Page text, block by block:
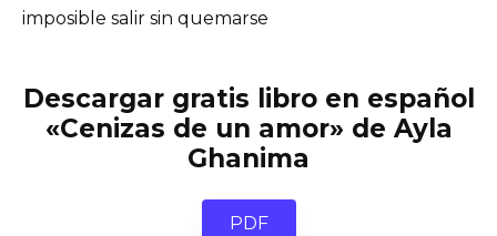
imposible salir sin quemarse
Descargar gratis libro en español
«Cenizas de un amor» de Ayla
Ghanima
PDF